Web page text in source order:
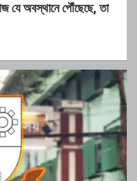
যে অবস্থানে পৌঁছেছে, তা